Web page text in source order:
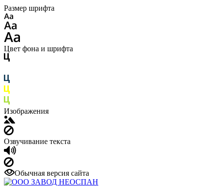
Размер шрифта
Цвет фона и шрифта
Изображения
Озвучивание текста
Обычная версия сайта